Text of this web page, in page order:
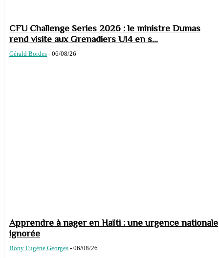
CFU Challenge Series 2026 : le ministre Dumas
rend visite aux Grenadiers U14 en s...
Gérald Bordes - 06/08/26
Apprendre à nager en Haïti : une urgence nationale
ignorée
Bony Eugène Georges - 06/08/26